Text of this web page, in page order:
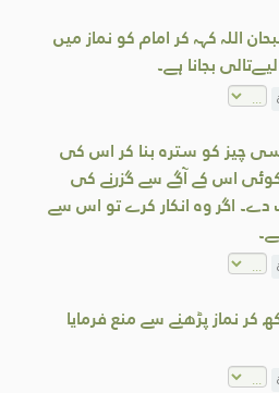
اللہ کہہ کر امام کو نماز میں
بجانا ہے۔
چیز کو سترہ بنا کر اس کی
کوئی اس کے آگے سے گزرنے کی
اگر وہ انکار کرے تو اس سے
کر نماز پڑھنے سے منع فرمایا